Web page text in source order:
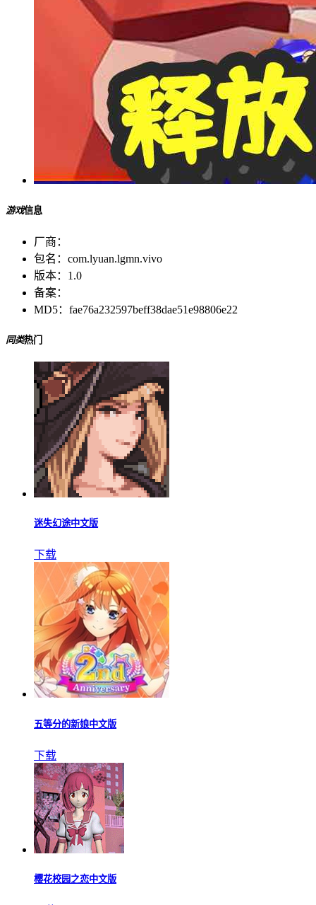
游戏信息
厂商：
包名： com.lyuan.lgmn.vivo
版本： 1.0
备案：
MD5： fae76a232597beff38dae51e98806e22
同类热门
迷失幻途中文版
下载
五等分的新娘中文版
下载
樱花校园之恋中文版